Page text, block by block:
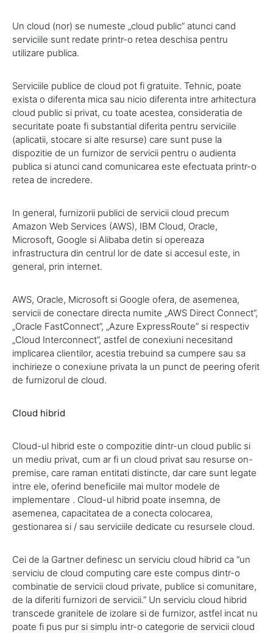
Un cloud (nor) se numeste „cloud public” atunci cand
serviciile sunt redate printr-o retea deschisa pentru
utilizare publica.
Serviciile publice de cloud pot fi gratuite. Tehnic, poate
exista o diferenta mica sau nicio diferenta intre arhitectura
cloud public si privat, cu toate acestea, consideratia de
securitate poate fi substantial diferita pentru serviciile
(aplicatii, stocare si alte resurse) care sunt puse la
dispozitie de un furnizor de servicii pentru o audienta
publica si atunci cand comunicarea este efectuata printr-o
retea de incredere.
In general, furnizorii publici de servicii cloud precum
Amazon Web Services (AWS), IBM Cloud, Oracle,
Microsoft, Google si Alibaba detin si opereaza
infrastructura din centrul lor de date si accesul este, in
general, prin internet.
AWS, Oracle, Microsoft si Google ofera, de asemenea,
servicii de conectare directa numite „AWS Direct Connect”,
„Oracle FastConnect”, „Azure ExpressRoute” si respectiv
„Cloud Interconnect”, astfel de conexiuni necesitand
implicarea clientilor, acestia trebuind sa cumpere sau sa
inchirieze o conexiune privata la un punct de peering oferit
de furnizorul de cloud.
Cloud hibrid
Cloud-ul hibrid este o compozitie dintr-un cloud public si
un mediu privat, cum ar fi un cloud privat sau resurse on-
premise, care raman entitati distincte, dar care sunt legate
intre ele, oferind beneficiile mai multor modele de
implementare . Cloud-ul hibrid poate insemna, de
asemenea, capacitatea de a conecta colocarea,
gestionarea si / sau serviciile dedicate cu resursele cloud.
Cei de la Gartner definesc un serviciu cloud hibrid ca “un
serviciu de cloud computing care este compus dintr-o
combinatie de servicii cloud private, publice si comunitare,
de la diferiti furnizori de servicii.” Un serviciu cloud hibrid
transcede granitele de izolare si de furnizor, astfel incat nu
poate fi pus pur si simplu intr-o categorie de servicii cloud